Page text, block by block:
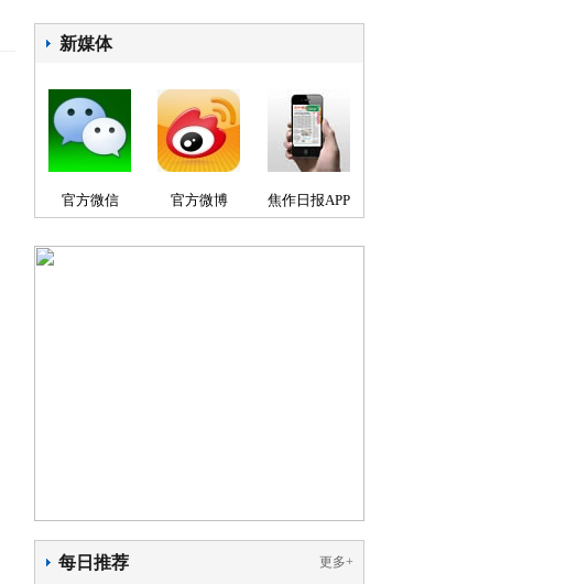
新媒体
官方微信 官方微博 焦作日报APP
每日推荐 更多+